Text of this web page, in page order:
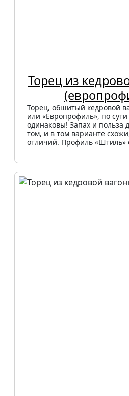
Торец из
Торец, обшитый кедровой
или «Европрофиль», по сути
одинаковы! Запах и польза
том, и в том варианте
отличий. Профиль «Штиль»